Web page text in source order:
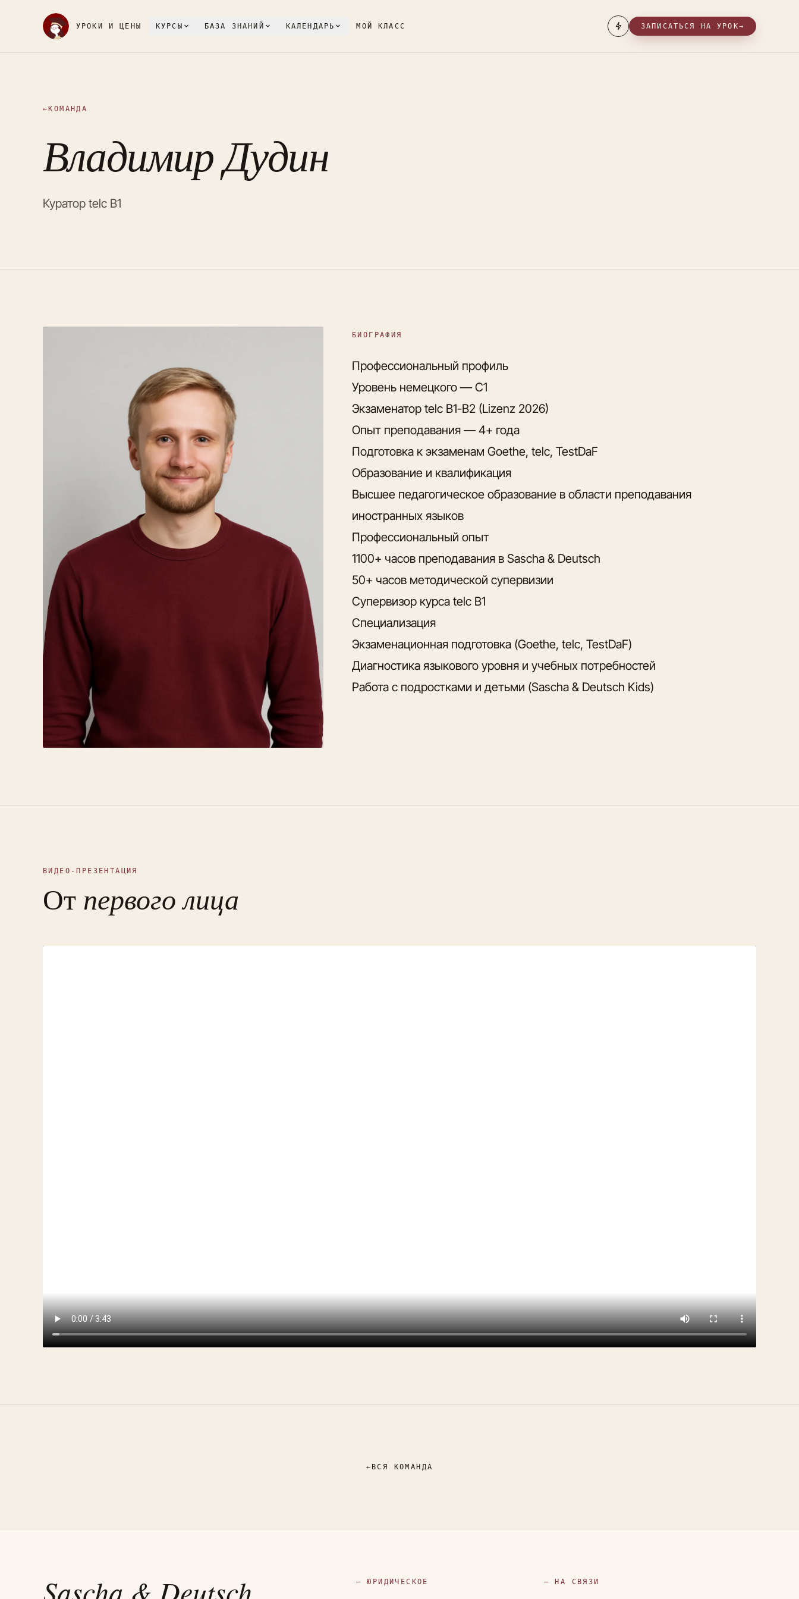
УРОКИ И ЦЕНЫ КУРСЫ БАЗА ЗНАНИЙ КАЛЕНДАРЬ МОЙ КЛАСС ЗАПИСАТЬСЯ НА УРОК→
← КОМАНДА
Владимир Дудин
Куратор telc B1
БИОГРАФИЯ
Профессиональный профиль
Уровень немецкого — C1
Экзаменатор telc B1-B2 (Lizenz 2026)
Опыт преподавания — 4+ года
Подготовка к экзаменам Goethe, telc, TestDaF
Образование и квалификация
Высшее педагогическое образование в области преподавания
иностранных языков
Профессиональный опыт
1100+ часов преподавания в Sascha & Deutsch
50+ часов методической супервизии
Супервизор курса telc B1
Специализация
Экзаменационная подготовка (Goethe, telc, TestDaF)
Диагностика языкового уровня и учебных потребностей
Работа с подростками и детьми (Sascha & Deutsch Kids)
ВИДЕО-ПРЕЗЕНТАЦИЯ
От первого лица
← ВСЯ КОМАНДА
Sascha & Deutsch — ЮРИДИЧЕСКОЕ — НА СВЯЗИ